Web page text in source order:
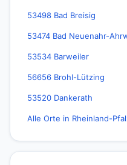
53498 Bad Breisig
53474 Bad Neuenahr-
53534 Barweiler
56656 Brohl-Lützing
53520 Dankerath
Alle Orte in Rheinland-